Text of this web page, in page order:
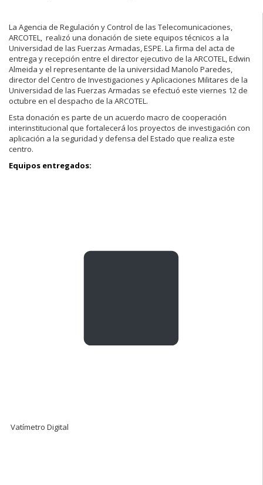
La Agencia de Regulación y Control de las Telecomunicaciones,
ARCOTEL, realizó una donación de siete equipos técnicos a la
Universidad de las Fuerzas Armadas, ESPE. La firma del acta de
entrega y recepción entre el director ejecutivo de la ARCOTEL, Edwin
Almeida y el representante de la universidad Manolo Paredes,
director del Centro de Investigaciones y Aplicaciones Militares de la
Universidad de las Fuerzas Armadas se efectuó este viernes 12 de
octubre en el despacho de la ARCOTEL.
Esta donación es parte de un acuerdo macro de cooperación
interinstitucional que fortalecerá los proyectos de investigación con
aplicación a la seguridad y defensa del Estado que realiza este
centro.
Equipos entregados:
Vatímetro Digital